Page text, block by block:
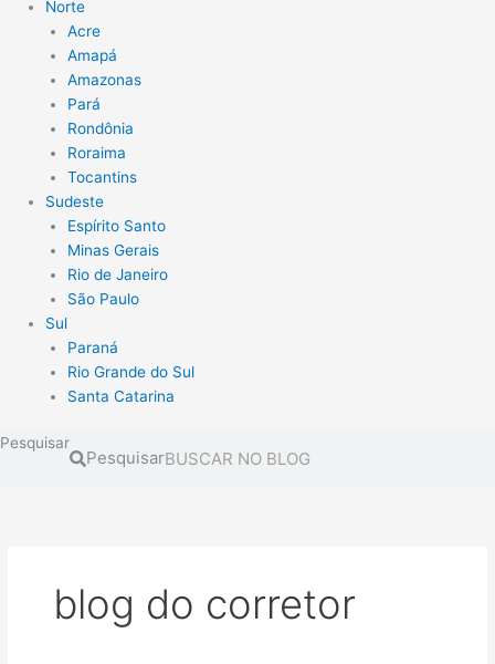
Norte
Acre
Amapá
Amazonas
Pará
Rondônia
Roraima
Tocantins
Sudeste
Espírito Santo
Minas Gerais
Rio de Janeiro
São Paulo
Sul
Paraná
Rio Grande do Sul
Santa Catarina
Pesquisar
Pesquisar
blog do corretor